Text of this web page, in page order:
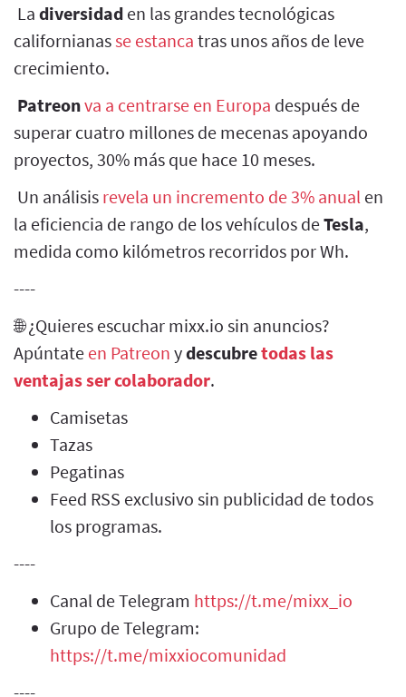
La diversidad en las grandes tecnológicas
californianasse estanca tras unos años de leve
crecimiento.
Patreonva a centrarse en Europa después de
superar cuatro millones de mecenas apoyando
proyectos, 30% más que hace 10 meses.
Un análisis revela un incremento de 3% anual en
la eficiencia de rango de los vehículos deTesla,
medida como kilómetros recorridos por Wh.
----
🌐 ¿Quieres escuchar mixx.io sin anuncios?
Apúntate en Patreon ydescubretodas las
ventajas ser colaborador.
Camisetas
Tazas
Pegatinas
Feed RSS exclusivo sin publicidad de todos
los programas.
----
Canal de Telegram https://t.me/mixx_io
Grupo de Telegram:
https://t.me/mixxiocomunidad
----